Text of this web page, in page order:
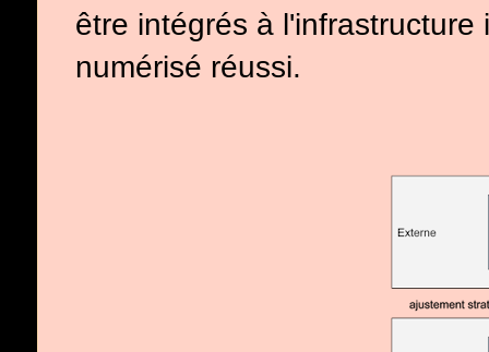
être intégrés à
numérisé réussi.